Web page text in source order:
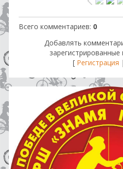
Всего комментариев: 0
Добавлять
зарегистрированные
[ Регистрация |